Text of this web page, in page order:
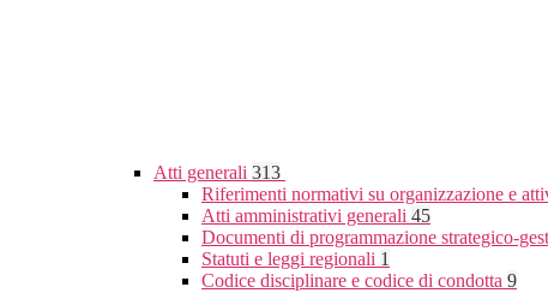
Atti generali 313
Riferimenti normativi su organizzazione e
Atti amministrativi generali 45
Documenti di programmazione strategico-
Statuti e leggi regionali 1
Codice disciplinare e codice di condotta 9